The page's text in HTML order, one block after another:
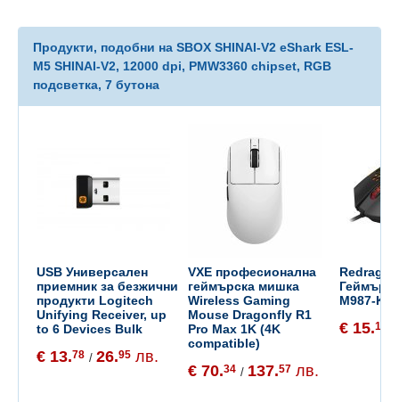
Продукти, подобни на SBOX SHINAI-V2 eShark ESL-
M5 SHINAI-V2, 12000 dpi, PMW3360 chipset, RGB
подсветка, 7 бутона
USB Универсален
приемник за безжични
продукти Logitech
Unifying Receiver, up
to 6 Devices Bulk
€ 13.78 / 26.95 лв.
VXE професионална
геймърска мишка
Wireless Gaming
Mouse Dragonfly R1
Pro Max 1K (4K
compatible)
€ 70.34 / 137.57 лв.
M987-K
€ 15.10